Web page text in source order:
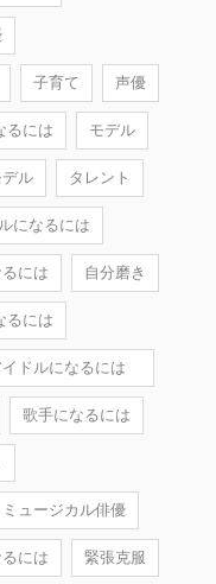
子育て 声優
るには モデル
ル タレント
になるには
には 自分磨き
るには
イドルになるには
歌手になるには
ミュージカル俳優
には 緊張克服